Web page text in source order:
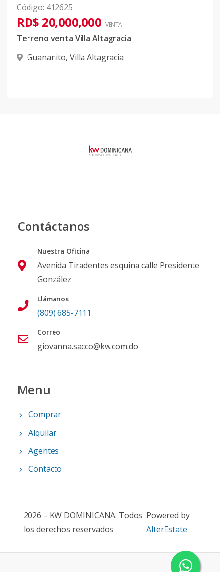
Código: 412625
RD$ 20,000,000 VENTA
Terreno venta Villa Altagracia
Guananito, Villa Altagracia
Contáctanos
Nuestra Oficina
Avenida Tiradentes esquina calle Presidente
González
Llámanos
(809) 685-7111
Correo
giovanna.sacco@kw.com.do
Menu
Comprar
Alquilar
Agentes
Contacto
2026 – KW DOMINICANA. Todos
los derechos reservados
Powered by
AlterEstate